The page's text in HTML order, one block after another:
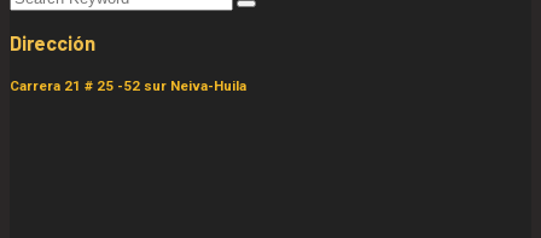
Dirección
Carrera 21 # 25 -52 sur Neiva-Huila